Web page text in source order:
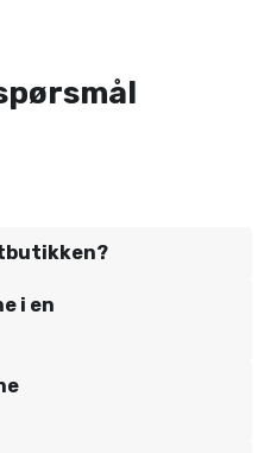
i en